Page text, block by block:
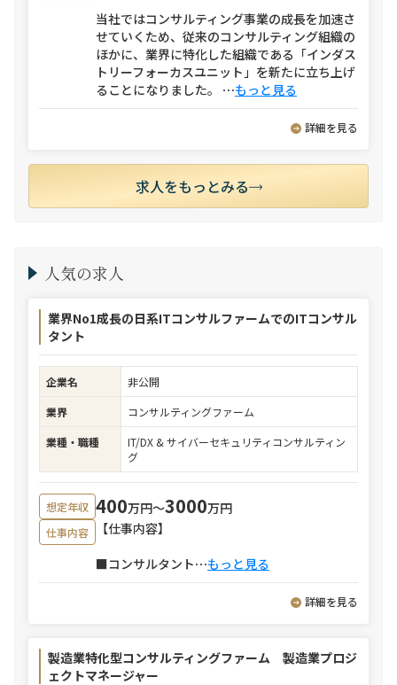
当社ではコンサルティング事業の成長を加速さ
せていくため、従来のコンサルティング組織の
ほかに、業界に特化した組織である「インダス
トリーフォーカスユニット」を新たに立ち上げ
ることになりました。 ⋯もっと見る
詳細を見る
求人をもっとみる
人気の求人
業界No1成長の日系ITコンサルファームでのITコンサル
タント
企業名
非公開
業界
コンサルティングファーム
業種・職種
IT/DX & サイバーセキュリティコンサルティン
グ
想定年収 400万円〜3000万円
仕事内容
【仕事内容】
■コンサルタント⋯もっと見る
詳細を見る
製造業特化型コンサルティングファーム 製造業プロジ
ェクトマネージャー